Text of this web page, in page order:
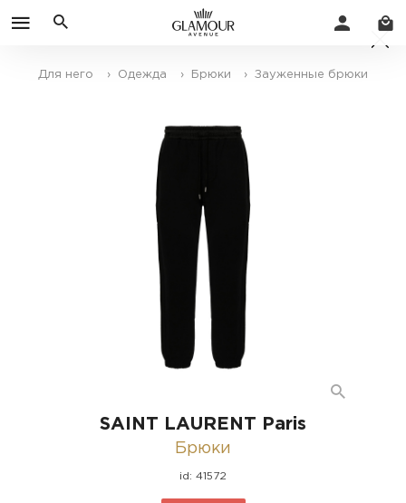
Для него › Одежда › Брюки › Зауженные брюки
SAINT LAURENT Paris
Брюки
id: 41572